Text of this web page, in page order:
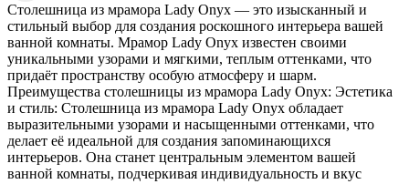
Столешница из мрамора Lady Onyx — это изысканный и
стильный выбор для создания роскошного интерьера вашей
ванной комнаты. Мрамор Lady Onyx известен своими
уникальными узорами и мягкими, теплым оттенками, что
придаёт пространству особую атмосферу и шарм.
Преимущества столешницы из мрамора Lady Onyx: Эстетика
и стиль: Столешница из мрамора Lady Onyx обладает
выразительными узорами и насыщенными оттенками, что
делает её идеальной для создания запоминающихся
интерьеров. Она станет центральным элементом вашей
ванной комнаты, подчеркивая индивидуальность и вкус